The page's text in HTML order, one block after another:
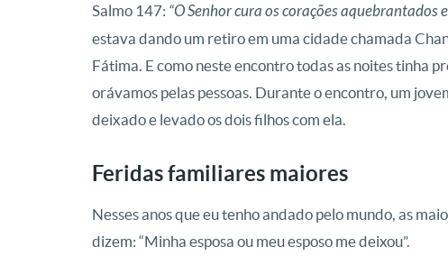
Salmo 147: “O Senhor cura os corações aquebrantados
estava dando um retiro em uma cidade chamada
Fátima. E como neste encontro todas as noites tinha
orávamos pelas pessoas. Durante o encontro, um
deixado e levado os dois filhos com ela.
Feridas familiares maiores
Nesses anos que eu tenho andado pelo mundo, as
dizem: “Minha esposa ou meu esposo me deixou”.